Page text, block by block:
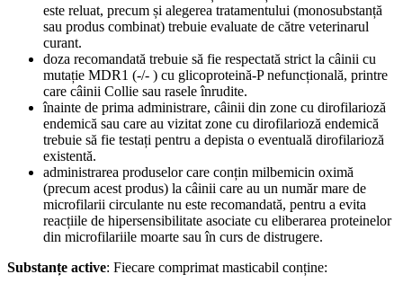
este reluat, precum și alegerea tratamentului (monosubstanță
sau produs combinat) trebuie evaluate de către veterinarul
curant.
doza recomandată trebuie să fie respectată strict la câinii cu
mutație MDR1 (-/- ) cu glicoproteină-P nefuncțională, printre
care câinii Collie sau rasele înrudite.
înainte de prima administrare, câinii din zone cu dirofilarioză
endemică sau care au vizitat zone cu dirofilarioză endemică
trebuie să fie testați pentru a depista o eventuală dirofilarioză
existentă.
administrarea produselor care conțin milbemicin oximă
(precum acest produs) la câinii care au un număr mare de
microfilarii circulante nu este recomandată, pentru a evita
reacțiile de hipersensibilitate asociate cu eliberarea proteinelor
din microfilariile moarte sau în curs de distrugere.
Substanțe active: Fiecare comprimat masticabil conține: